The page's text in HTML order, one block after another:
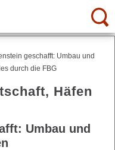
geschafft: Umbau und
durch die FBG
Häfen
Umbau und